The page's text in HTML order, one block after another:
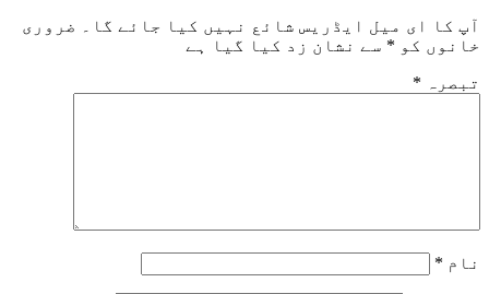
آپ کا ای میل ایڈریس شائع نہیں کیا جائے گا۔
ضروری
خانوں کو * سے نشان زد کیا گیا ہے
تبصرہ *
نام *